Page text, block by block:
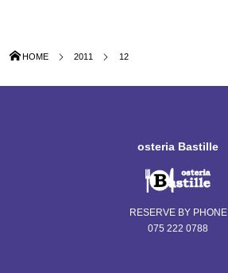
HOME 2011 12
osteria Bastille
RESERVE BY PHONE
075 222 0788